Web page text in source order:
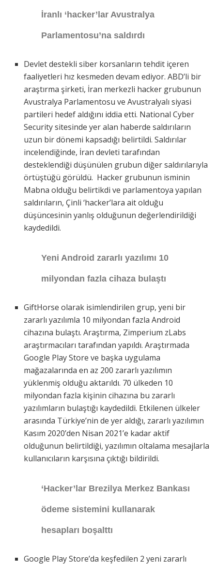
İranlı ‘hacker’lar Avustralya
Parlamentosu’na saldırdı
Devlet destekli siber korsanların tehdit içeren
faaliyetleri hız kesmeden devam ediyor. ABD’li bir
araştırma şirketi, İran merkezli hacker grubunun
Avustralya Parlamentosu ve Avustralyalı siyasi
partileri hedef aldığını iddia etti. National Cyber
Security sitesinde yer alan haberde saldırıların
uzun bir dönemi kapsadığı belirtildi. Saldırılar
incelendiğinde, İran devleti tarafından
desteklendiği düşünülen grubun diğer saldırılarıyla
örtüştüğü görüldü. Hacker grubunun isminin
Mabna olduğu belirtikdi ve parlamentoya yapılan
saldırıların, Çinli ‘hacker’lara ait olduğu
düşüncesinin yanlış olduğunun değerlendirildiği
kaydedildi.
Yeni Android zararlı yazılımı 10
milyondan fazla cihaza bulaştı
GiftHorse olarak isimlendirilen grup, yeni bir
zararlı yazılımla 10 milyondan fazla Android
cihazına bulaştı. Araştırma, Zimperium zLabs
araştırmacıları tarafından yapıldı. Araştırmada
Google Play Store ve başka uygulama
mağazalarında en az 200 zararlı yazılımın
yüklenmiş olduğu aktarıldı. 70 ülkeden 10
milyondan fazla kişinin cihazına bu zararlı
yazılımların bulaştığı kaydedildi. Etkilenen ülkeler
arasında Türkiye’nin de yer aldığı, zararlı yazılımın
Kasım 2020’den Nisan 2021’e kadar aktif
olduğunun belirtildiği, yazılımın oltalama mesajlarla
kullanıcıların karşısına çıktığı bildirildi.
‘Hacker’lar Brezilya Merkez Bankası
ödeme sistemini kullanarak
hesapları boşalttı
Google Play Store’da keşfedilen 2 yeni zararlı